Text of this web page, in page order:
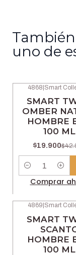
uno de
4868 Smart
SMART
OMBER
HOMBRE
100 ML
$19.900
Comprar
4869 Smart
SMART
HOMBRE
100 ML